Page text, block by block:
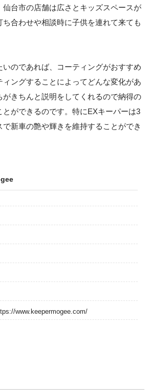
台市の店舗は広さとキッズスペースが
合わせや相談時に子供を連れて来ても
のであれば、コーティングがおすすめ
ィングすることによってどんな変化があ
がきちんと説明をしてくれるので納得の
とができるのです。特にEXキーパーは3
新車の艶や輝きを維持することができ
www.keepermogee.com/